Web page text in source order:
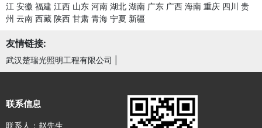
江 安徽 福建 江西 山东 河南 湖北 湖南 广东 广西 海南 重庆 四川 贵
州 云南 西藏 陕西 甘肃 青海 宁夏 新疆
友情链接:
武汉楚瑞光照明工程有限公司
联系信息
联系人：赵先生